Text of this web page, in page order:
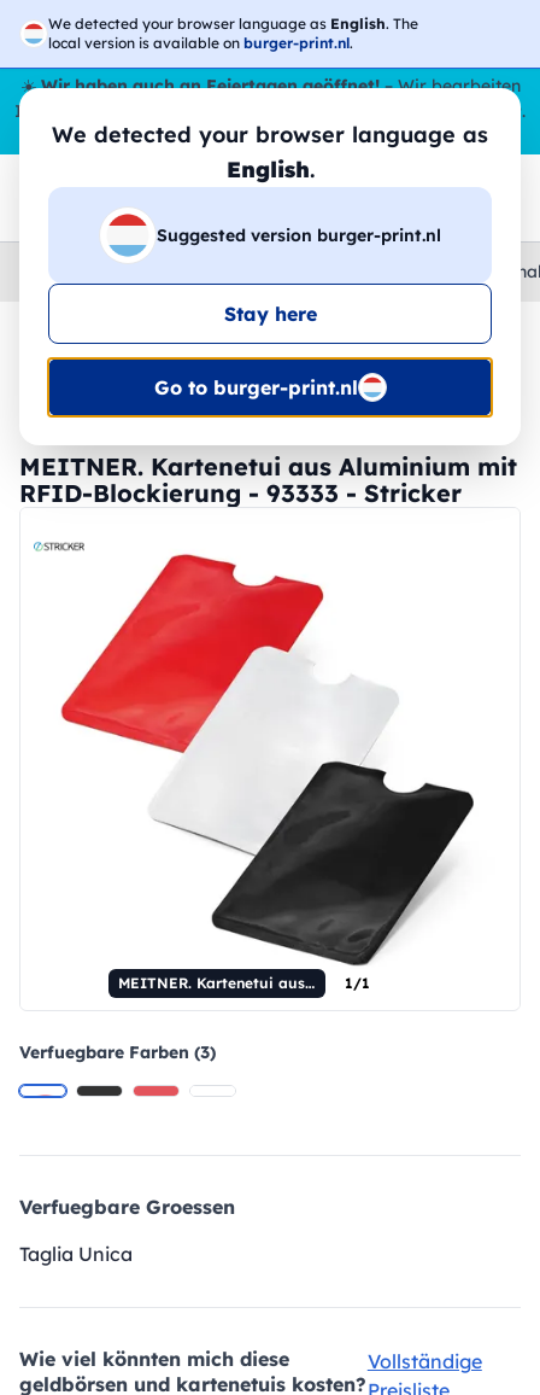
We detected your browser language as English. The
local version is available on burger-print.nl.
We detected your browser language as
English.
Suggested version burger-print.nl
Stay here
Go to burger-print.nl
☀️Wir haben auch an Feiertagen geöffnet!– Wir bearbeiten
Ihre Bestellungen den ganzen Sommer über,
sogar im August.
😎🌴
Home geldborsen-und-kartenetuis-
🔥 -30 % DTF-Druck
MEITNER. Kartenetui aus Aluminium mit
RFID-Blockierung - 93333 - Stricker
MEITNER. Kartenetui aus Aluminium mit RFID-Blockierung 1/1
Verfuegbare Farben (3)
Verfuegbare Groessen
Taglia Unica
Wie viel könnten mich diese
geldbörsen und kartenetuis kosten?
Vollständige
Preisliste